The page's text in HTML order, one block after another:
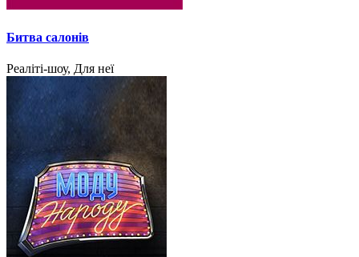
Битва салонів
Реаліті-шоу, Для неї